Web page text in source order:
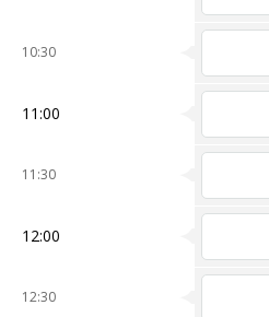
10:30
11:00
11:30
12:00
12:30